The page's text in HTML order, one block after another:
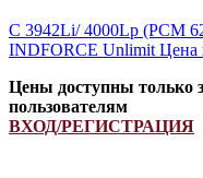
C 3942Li/ 4000Lp (РСМ
INDFORCE Unlimit Цена
Цены доступны только
пользователям
ВХОД/РЕГИСТРАЦИЯ